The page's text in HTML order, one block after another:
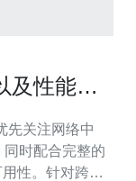
及性能监
先关注网络中
时配合完整的
性。针对跨境